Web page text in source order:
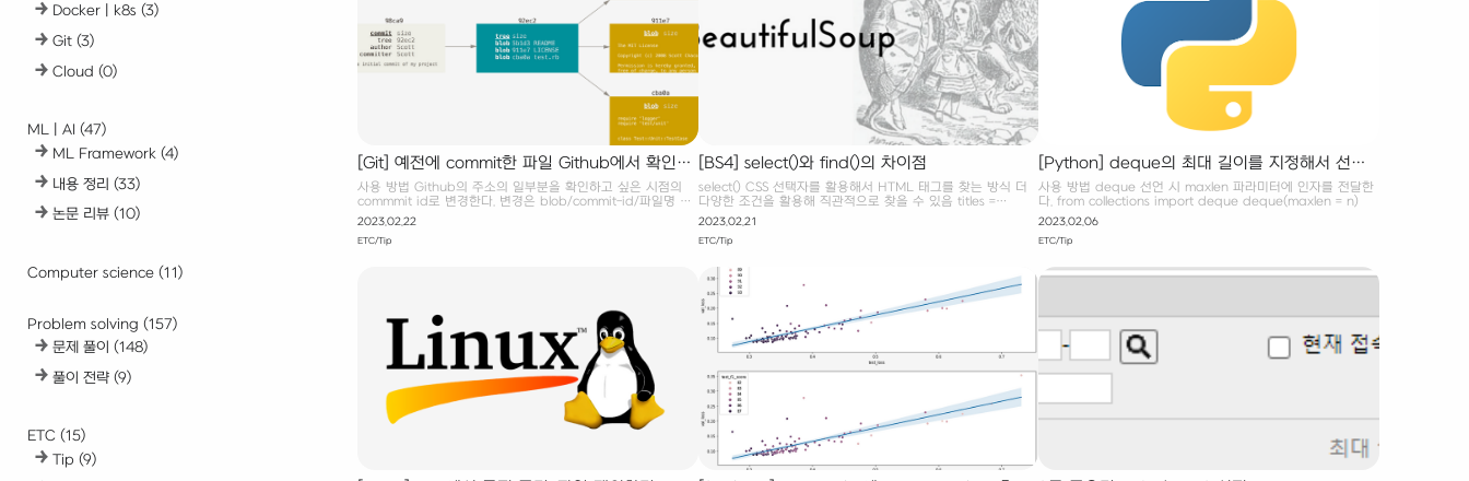
Docker | k8s(3)
Git(3)
Cloud(0)
ML | AI (47)
ML Framework(4)
내용 정리(33)
논문 리뷰(10)
Computer science (11)
Problem solving (157)
문제 풀이(148)
풀이 전략(9)
ETC (15)
Tip(9)
[Git] 예전에 commit한 파일 Github에서 확인하
기
사용 방법 Github의 주소의 일부분을 확인하고 싶은 시점의
commmit id로 변경한다. 변경은 blob/commit-id/파일명 형
식으로 하면 된다. 기존 주소 : main 의 파일 확인 예시 :
https://github.com/github/codeql/blob/main/README.
md 주소 변경 : 이전 commit의 파일 확인 예시 :
Commit이 가리키도록 하여 원하는 시점의 데이터를 확인할
2023.02.22
ETC/Tip
[BS4] select()와 find()의 차이점
select() CSS 선택자를 활용해서 HTML 태그를 찾는 방식 더
다양한 조건을 활용해 직관적으로 찾을 수 있음 titles =
soup.select("div.cont_thumb > p.txt_thumb") for title in
titles: if title is not None: print(title.text) find() HTML 태그
를 직접 찾는 방식 cont_thumb = soup.find_all("div",
cont.find("p", "txt_thumb") if title is not None:
print(title.text) 참고 BeautifulSoup 모듈 find와 select의 차
이점 - 복잡한 웹..
2023.02.21
ETC/Tip
[Python] deque의 최대 길이를 지정해서 선언
하기
사용 방법 deque 선언 시 maxlen 파라미터에 인자를 전달한
다. from collections import deque deque(maxlen = n)
2023.02.06
ETC/Tip